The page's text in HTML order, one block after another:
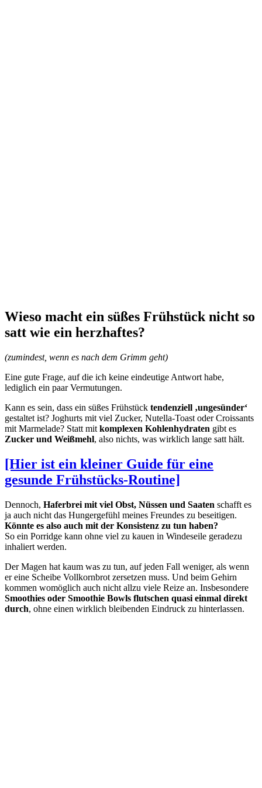
Wieso macht ein süßes Frühstück nicht so
satt wie ein herzhaftes?
(zumindest, wenn es nach dem Grimm geht)
Eine gute Frage, auf die ich keine eindeutige Antwort habe,
lediglich ein paar Vermutungen.
Kann es sein, dass ein süßes Frühstück tendenziell ‚ungesünder‘
gestaltet ist? Joghurts mit viel Zucker, Nutella-Toast oder Croissants
mit Marmelade? Statt mit komplexen Kohlenhydraten gibt es
Zucker und Weißmehl, also nichts, was wirklich lange satt hält.
[Hier ist ein kleiner Guide für eine
gesunde Frühstücks-Routine]
Dennoch, Haferbrei mit viel Obst, Nüssen und Saaten schafft es
ja auch nicht das Hungergefühl meines Freundes zu beseitigen.
Könnte es also auch mit der Konsistenz zu tun haben?
So ein Porridge kann ohne viel zu kauen in Windeseile geradezu
inhaliert werden.
Der Magen hat kaum was zu tun, auf jeden Fall weniger, als wenn
er eine Scheibe Vollkornbrot zersetzen muss. Und beim Gehirn
kommen womöglich auch nicht allzu viele Reize an. Insbesondere
Smoothies oder Smoothie Bowls flutschen quasi einmal direkt
durch, ohne einen wirklich bleibenden Eindruck zu hinterlassen.